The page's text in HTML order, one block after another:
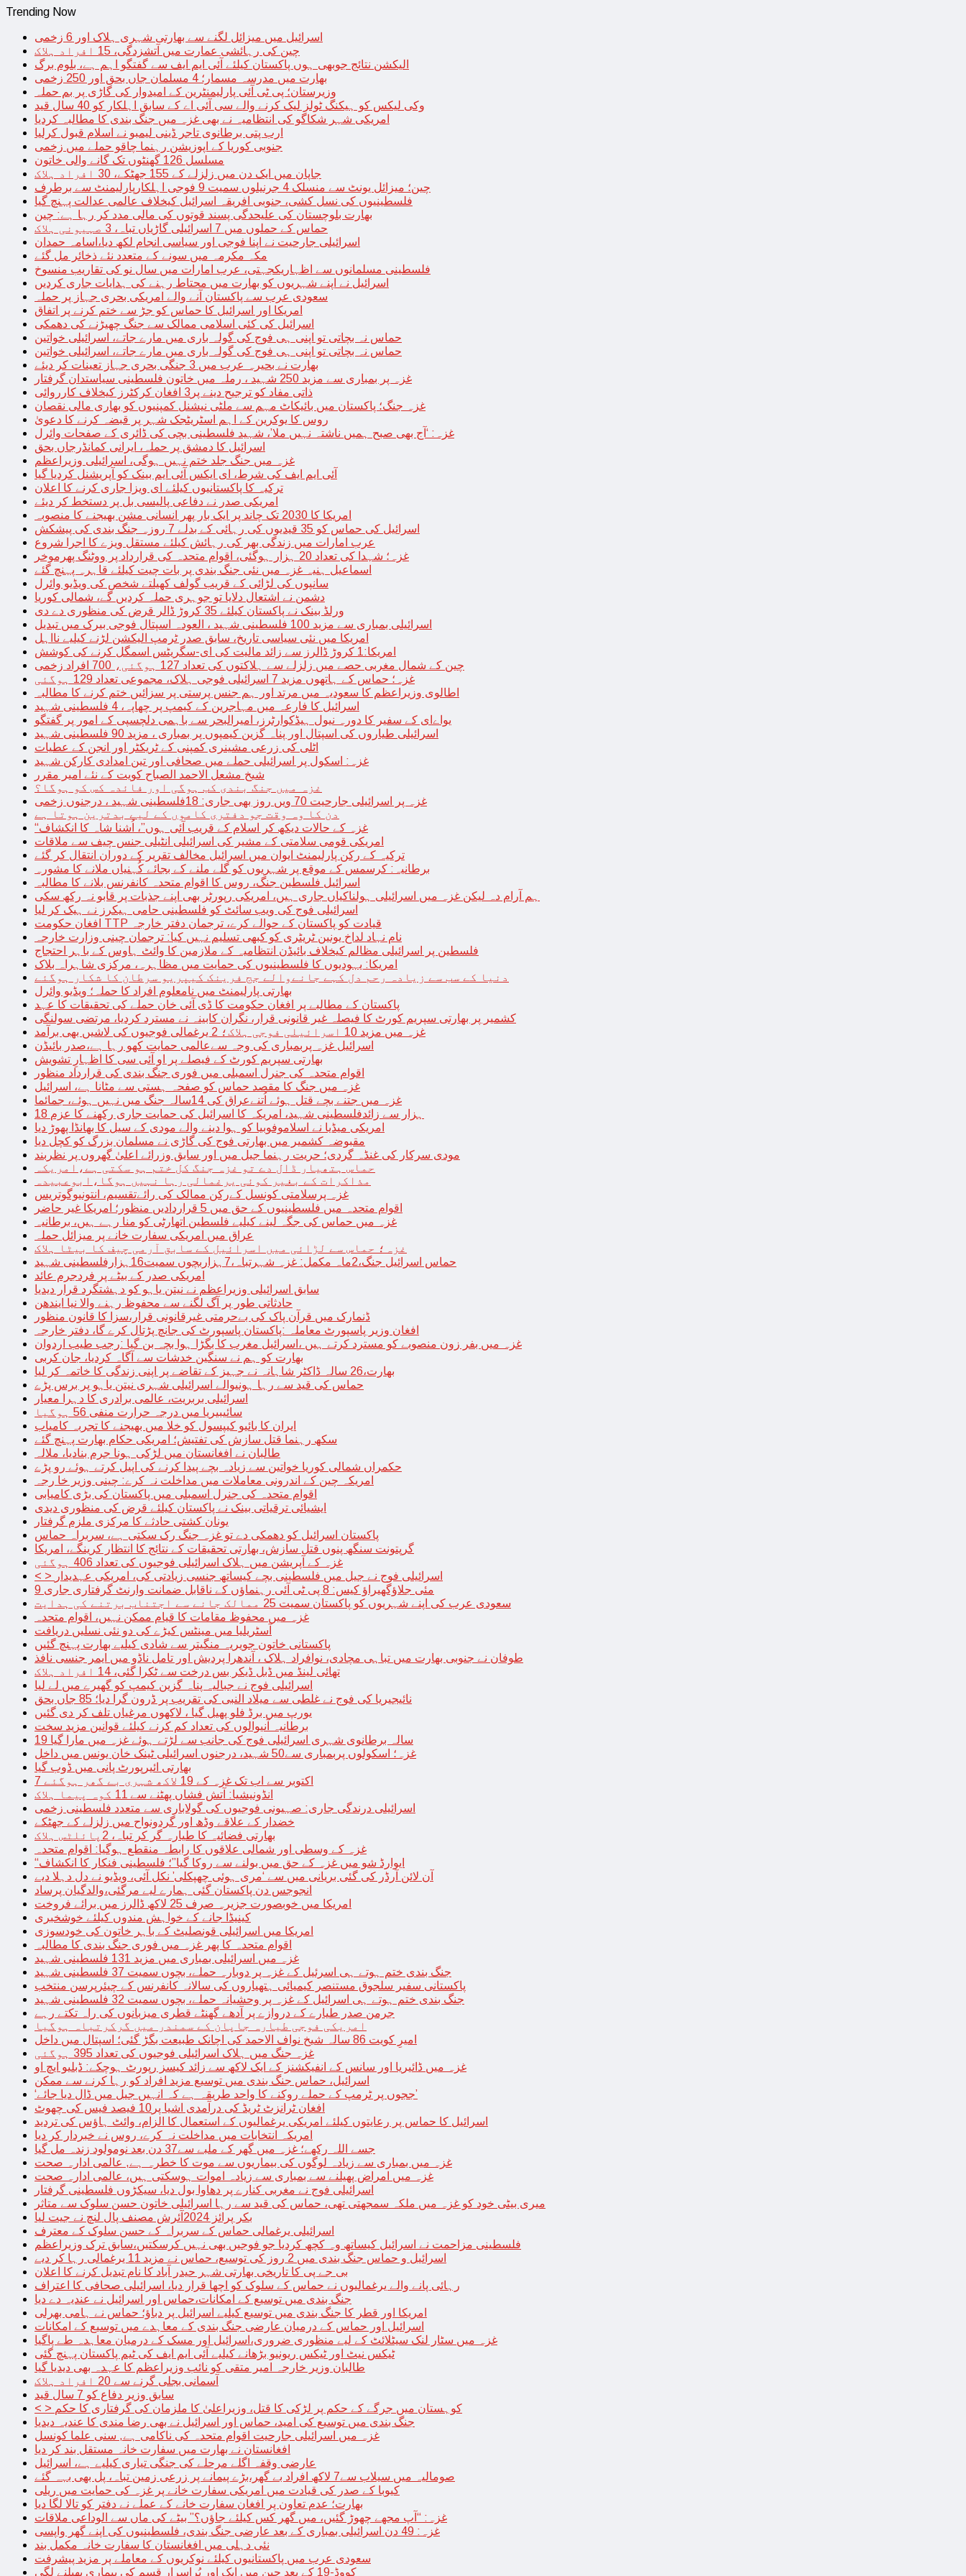
Trending Now
اسرائیل میں میزائل لگنے سے بھارتی شہری ہلاک اور 6 زخمی
چین کی رہائشی عمارت میں آتشزدگی، 15 افراد ہلاک
الیکشن نتائج جوبھی ہوں پاکستان کیلئے آئی ایم ایف سے گفتگو اہم ہے، بلوم برگ
بھارت میں مدرسہ مسمار؛ 4 مسلمان جاں بحق اور 250 زخمی
وزیرستان؛ پی ٹی آئی پارلیمنٹرین کے امیدوار کی گاڑی پر بم حملہ
وکی لیکس کو ہیکنگ ٹولز لیک کرنے والے سی آئی اے کے سابق اہلکار کو 40 سال قید
امریکی شہر شکاگو کی انتظامیہ نے بھی غزہ میں جنگ بندی کا مطالبہ کردیا
ارب پتی برطانوی تاجر ڈینی لیمبو نے اسلام قبول کرلیا
جنوبی کوریا کے اپوزیشن رہنما چاقو حملے میں زخمی
مسلسل 126 گھنٹوں تک گانے والی خاتون
جاپان میں ایک دن میں زلزلے کے 155 جھٹکے، 30 افراد ہلاک
چین؛ میزائل یونٹ سے منسلک 4 جرنیلوں سمیت 9 فوجی اہلکارپارلیمنٹ سے برطرف
فلسطینیوں کی نسل کشی، جنوبی افریقہ اسرائیل کیخلاف عالمی عدالت پہنچ گیا
بھارت بلوچستان کی علیحدگی پسند قوتوں کی مالی مدد کر رہا ہے: چین
حماس کے حملوں میں 7 اسرائیلی گاڑیاں تباہ، 3 صہیونی ہلاک
اسرائیلی جارحیت نے اپنا فوجی اور سیاسی انجام لکھ دیا،اسامہ حمدان
مکہ مکرمہ میں سونے کے متعدد نئے ذخائر مل گئے
فلسطینی مسلمانوں سے اظہاریکجہتی، عرب امارات میں سال نو کی تقاریب منسوخ
اسرائیل نے اپنے شہریوں کو بھارت میں محتاط رہنے کی ہدایات جاری کردیں
سعودی عرب سے پاکستان آنے والے امریکی بحری جہاز پر حملہ
امریکا اور اسرائیل کا حماس کو جڑ سے ختم کرنے پر اتفاق
اسرائیل کی کئی اسلامی ممالک سے جنگ چھیڑنے کی دھمکی
حماس نہ بچاتی تو اپنی ہی فوج کی گولہ باری میں مارے جاتے، اسرائیلی خواتین
حماس نہ بچاتی تو اپنی ہی فوج کی گولہ باری میں مارے جاتے، اسرائیلی خواتین
بھارت نے بحیرہ عرب میں 3 جنگی بحری جہاز تعینات کر دیئے
غزہ پر بمباری سے مزید 250 شہید ، رملہ میں خاتون فلسطینی سیاستدان گرفتار
ذاتی مفاد کو ترجیح دینے پر3 افغان کرکٹرز کیخلاف کارروائی
غزہ جنگ؛ پاکستان میں بائیکاٹ مہم سے ملٹی نیشنل کمپنیوں کو بھاری مالی نقصان
روس کا یوکرین کے اہم اسٹریٹجک شہر پر قبضہ کرنے کا دعویٰ
غزہ: ‘آج بھی صبح ہمیں ناشتہ نہیں ملا’، شہید فلسطینی بچی کی ڈائری کے صفحات وائرل
اسرائیل کا دمشق پر حملہ، ایرانی کمانڈرجاں بحق
غزہ میں جنگ جلد ختم نہیں ہوگی، اسرائیلی وزیراعظم
آئی ایم ایف کی شرط، ای ایکس آئی ایم بینک کو آپریشنل کردیا گیا
ترکیہ کا پاکستانیوں کیلئے ای ویزا جاری کرنے کا اعلان
امریکی صدر نے دفاعی پالیسی بل پر دستخط کر دیئے
امریکا کا 2030 تک چاند پر ایک بار پھر انسانی مشن بھیجنے کا منصوبہ
اسرائیل کی حماس کو 35 قیدیوں کی رہائی کے بدلے 7 روزہ جنگ بندی کی پیشکش
عرب امارات میں زندگی بھر کی رہائش کیلئے مستقل ویزے کا اجرا شروع
غزہ؛ شہدا کی تعداد 20 ہزار ہوگئی، اقوام متحدہ کی قرارداد پر ووٹنگ پھرموخر
اسماعیل ہنیہ غزہ میں نئی جنگ بندی پر بات چیت کیلئے قاہرہ پہنچ گئے
سانپوں کی لڑائی کے قریب گولف کھیلتے شخص کی ویڈیو وائرل
دشمن نے اشتعال دلایا تو جوہری حملہ کردیں گے، شمالی کوریا
ورلڈ بینک نے پاکستان کیلئے 35 کروڑ ڈالر قرض کی منظوری دے دی
اسرائیلی بمباری سے مزید 100 فلسطینی شہید ، العودہ اسپتال فوجی بیرک میں تبدیل
امریکا میں نئی سیاسی تاریخ، سابق صدر ٹرمپ الیکشن لڑنے کیلیے نااہل
امریکا:1 کروڑ ڈالرز سے زائد مالیت کی ای-سگریٹس اسمگل کرنے کی کوشش
چین کے شمال مغربی حصے میں زلزلے سے ہلاکتوں کی تعداد 127 ہوگئی، 700 افراد زخمی
غزہ؛ حماس کے ہاتھوں مزید 7 اسرائیلی فوجی ہلاک، مجموعی تعداد 129 ہوگئی
اطالوی وزیراعظم کا سعودیہ میں مرتد اور ہم جنس پرستی پر سزائیں ختم کرنے کا مطالبہ
اسرائیل کا فارعہ میں مہاجرین کے کیمپ پر چھاپہ، 4 فلسطینی شہید
یواےای کے سفیر کا دورہ نیول ہیڈکوارٹرز، امیرالبحر سے باہمی دلچسپی کے امور پر گفتگو
اسرائیلی طیاروں کی اسپتال اور پناہ گزین کیمپوں پر بمباری ، مزید 90 فلسطینی شہید
اٹلی کی زرعی مشینری کمپنی کے ٹریکٹر اور انجن کے عطیات
غزہ: اسکول پر اسرائیلی حملے میں صحافی اور تین امدادی کارکن شہید
شیخ مشعل الاحمد الصباح کویت کے نئے امیر مقرر
غزہ میں جنگ بندی کب ہوگی اور فائدہ کس کو ہوگا؟
غزہ پر اسرائیلی جارحیت 70 ویں روز بھی جاری: 18فلسطینی شہید ، درجنوں زخمی
دن کا وہ وقت جو دفتری کاموں کے لیے بدترین ہوتا ہے
“غزہ کے حالات دیکھ کر اسلام کے قریب آئی ہوں”، اُشنا شاہ کا انکشاف
امریکی قومی سلامتی کے مشیر کی اسرائیلی انٹیلی جنس چیف سے ملاقات
ترکیہ کے رکن پارلیمنٹ ایوان میں اسرائیل مخالف تقریر کے دوران انتقال کر گئے
برطانیہ: کرسمس کے موقع پر شہریوں کو گلے ملنے کے بجائے کُہنیاں ملانے کا مشورہ
اسرائیل فلسطین جنگ، روس کا اقوام متحدہ کانفرنس بلانے کا مطالبہ
ہم آرام دہ لیکن غزہ میں اسرائیلی ہولناکیاں جاری ہیں، امریکی رپورٹر بھی اپنے جذبات پر قابو نہ رکھ سکی
اسرائیلی فوج کی ویب سائٹ کو فلسطینی حامی ہیکرز نے ہیک کر لیا
افغان حکومت TTP قیادت کو پاکستان کے حوالے کرے، ترجمان دفتر خارجہ
نام نہاد لداخ یونین ٹریٹری کو کبھی تسلیم نہیں کیا: ترجمان چینی وزارت خارجہ
فلسطین پر اسرائیلی مظالم کیخلاف بائیڈن انتظامیہ کے ملازمین کا وائٹ ہاوس کے باہر احتجاج
امریکا: یہودیوں کا فلسطینیوں کی حمایت میں مظاہرہ، مرکزی شاہراہ بلاک
دنیا کے سب سے زیادہ رحم دل کہے جانےوالے جج فرینک کیپریو سرطان کا شکار ہوگئے
بھارتی پارلیمنٹ میں نامعلوم افراد کا حملہ؛ ویڈیو وائرل
پاکستان کے مطالبے پر افغان حکومت کا ڈی آئی خان حملے کی تحقیقات کا عہد
کشمیر پر بھارتی سپریم کورٹ کا فیصلہ غیر قانونی قرار، نگران کابینہ نے مسترد کردیا، مرتضی سولنگی
غزہ میں مزید 10 اسرائیلی فوجی ہلاک؛ 2 یرغمالی فوجیوں کی لاشیں بھی برآمد
اسرائیل غزہ پربمباری کی وجہ سےعالمی حمایت کھو رہا ہے،صدر بائیڈن
بھارتی سپریم کورٹ کے فیصلے پر او آئی سی کا اظہارِ تشویش
اقوام متحدہ کی جنرل اسمبلی میں فوری جنگ بندی کی قرارداد منظور
غزہ میں جنگ کا مقصد حماس کو صفحہ ہستی سے مٹانا ہے، اسرائیل
غزہ میں جتنے بچے قتل ہوئے اُتنےعراق کی 14سالہ جنگ میں نہیں ہوئے، جمائما
18 ہزار سے زائدفلسطینی شہید، امریکہ کا اسرائیل کی حمایت جاری رکھنے کا عزم
امریکی میڈیا نے اسلاموفوبیا کو ہوا دینے والے مودی کے سیل کا بھانڈا پھوڑ دیا
مقبوضہ کشمیر میں بھارتی فوج کی گاڑی نے مسلمان بزرگ کو کچل دیا
مودی سرکار کی غنڈہ گردی؛ حریت رہنما جیل میں اور سابق وزرائے اعلیٰ گھروں پر نظربند
حماس ہتھیار ڈال دے تو غزہ جنگ کل ختم ہو سکتی ہے،امریکہ
مذاکرات کے بغیر کوئی یرغمالی رہا نہیں ہوگا،ابوعبیدہ
غزہ پرسلامتی کونسل کےرکن ممالک کی رائےتقسیم، انتونیوگوتریس
اقوام متحدہ میں فلسطینیوں کے حق میں 5 قراردادیں منظور؛ امریکا غیر حاضر
غزہ میں حماس کی جگہ لینے کیلیے فلسطین اتھارٹی کو منا رہے ہیں، برطانیہ
عراق میں امریکی سفارت خانے پر میزائل حملہ
غزہ؛ حماس سے لڑائی میں اسرائیل کے سابق آرمی چیف کا بیٹا ہلاک
حماس اسرائیل جنگ،2ماہ مکمل: غزہ شہرتباہ،7ہزاربچوں سمیت16ہزارفلسطینی شہید
امریکی صدر کے بیٹے پر فردجرم عائد
سابق اسرائیلی وزیراعظم نے نیتن یاہو کو دہشتگرد قرار دیدیا
حادثاتی طور پر آگ لگنے سے محفوظ رہنے والا نیا ایندھن
ڈنمارک میں قرآن پاک کی بےحرمتی غیرقانونی قرار،سزا کا قانون منظور
افغان وزیر پاسپورٹ معاملہ :پاکستان پاسپورٹ کی جانچ پڑتال کرے گا، دفتر خارجہ
غزہ میں بفر زون منصوبے کو مسترد کرتے ہیں ،اسرائیل مغرب کا بگڑا ہوا بچہ بن گیا :رجب طیب اردوان
بھارت کو ہم نے سنگین خدشات سے آگاہ کردیا، جان کربی
بھارت،26 سالہ ڈاکٹر شاہانہ نے جہیز کے تقاضے پر اپنی زندگی کا خاتمہ کر لیا
حماس کی قید سے رہا ہونیوالے اسرائیلی شہری نیتن یاہو پر برس پڑے
اسرائیلی بربریت، عالمی برادری کا دہرا معیار
سائیبیریا میں درجہ حرارت منفی 56 ہوگیا
ایران کا بائیو کیپسول کو خلا میں بھیجنے کا تجربہ کامیاب
سکھ رہنما قتل سازش کی تفتیش؛ امریکی حکام بھارت پہنچ گئے
طالبان نے افغانستان میں لڑکی ہونا جرم بنادیا، ملالہ
حکمراں شمالی کوریا خواتین سے زیادہ بچے پیدا کرنے کی اپیل کرتے ہوئے رو پڑے
امریکہ چین کے اندرونی معاملات میں مداخلت نہ کرے: چینی وزیر خا رجہ
اقوام متحدہ کی جنرل اسمبلی میں پاکستان کی بڑی کامیابی
ایشیائی ترقیاتی بینک نے پاکستان کیلئے قرض کی منظوری دیدی
یونان کشتی حادثے کا مرکزی ملزم گرفتار
پاکستان اسرائیل کو دھمکی دے تو غزہ جنگ رک سکتی ہے، سربراہ حماس
گرپتونت سنگھ پنوں قتل سازش، بھارتی تحقیقات کے نتائج کا انتظار کرینگے، امریکا
غزہ کے آپریشن میں ہلاک اسرائیلی فوجیوں کی تعداد 406 ہوگئی
< > اسرائیلی فوج نے جیل میں فلسطینی بچے کیساتھ جنسی زیادتی کی، امریکی عہدیدار
9 مئی جلاؤگھیراؤ کیس: 8 پی ٹی آئی رہنماؤں کے ناقابل ضمانت وارنٹ گرفتاری جاری
سعودی عرب کی اپنے شہریوں کو پاکستان سمیت 25 ممالک جانے سے اجتناب برتنے کی ہدایت
غزہ میں محفوظ مقامات کا قیام ممکن نہیں، اقوام متحدہ
آسٹریلیا میں مینٹس کیڑے کی دو نئی نسلیں دریافت
پاکستانی خاتون جویریہ منگیتر سے شادی کیلیے بھارت پہنچ گئیں
طوفان نے جنوبی بھارت میں تباہی مچادی، نوافراد ہلاک ، آندھرا پردیش اور تامل ناڈو میں ایمر جنسی نافذ
تھائی لینڈ میں ڈبل ڈیکر بس درخت سے ٹکرا گئی، 14 افراد ہلاک
اسرائیلی فوج نے جبالیہ پناہ گزین کیمپ کو گھیرے میں لے لیا
نائیجیریا کی فوج نے غلطی سے میلاد النبی کی تقریب پر ڈرون گرا دیا؛ 85 جاں بحق
یورپ میں برڈ فلو پھیل گیا ، لاکھوں مرغیاں تلف کر دی گئیں
برطانیہ آنیوالوں کی تعداد کم کرنے کیلئے قوانین مزید سخت
19 سالہ برطانوی شہری اسرائیلی فوج کی جانب سے لڑتے ہوئے غزہ میں مارا گیا
غزہ؛ اسکولوں پربمباری سے50 شہید، درجنوں اسرائیلی ٹینک خان یونس میں داخل
بھارتی ائیرپورٹ پانی میں ڈوب گیا
7 اکتوبر سے اب تک غزہ کے 19 لاکھ شہری بے گھر ہوگئے
انڈونیشیا: آتش فشاں پھٹنے سے 11 کوہ پیما ہلاک
اسرائیلی درندگی جاری: صہیونی فوجیوں کی گولاباری سے متعدد فلسطینی زخمی
خضدار کے علاقے وڈھ اور گردونواح میں زلزلے کے جھٹکے
بھارتی فضائیہ کا طیارہ گر کر تباہ، 2پائلٹس ہلاک
غزہ کے وسطی اور شمالی علاقوں کا رابطہ منقطع ہوگیا: اقوام متحدہ
“ایوارڈ شو میں غزہ کے حق میں بولنے سے روکا گیا”؛ فلسطینی فنکار کا انکشاف
آن لائن آرڈر کی گئی بریانی میں سے ‘مری ہوئی چھپکلی’ نکل آئی، ویڈیو نے دل دہلا دیے
انجوجس دن پاکستان گئی ہمارے لیے مرگئی،والدگیان پرساد
امریکا میں خوبصورت جزیرہ صرف 25 لاکھ ڈالرز میں برائے فروخت
کینیڈا جانے کے خواہش مندوں کیلئے خوشخبری
امریکا میں اسرائیلی قونصلیٹ کے باہر خاتون کی خودسوزی
اقوام متحدہ کا پھر غزہ میں فوری جنگ بندی کا مطالبہ
غزہ میں اسرائیلی بمباری میں مزید 131 فلسطینی شہید
جنگ بندی ختم ہوتے ہی اسرئیل کے غزہ پر دوبارہ حملے، بچوں سمیت 37 فلسطینی شہید
پاکستانی سفیر سلجوق مستنصر کیمیائی ہتھیاروں کی سالانہ کانفرنس کے چیئرپرسن منتخب
جنگ بندی ختم ہوتے ہی اسرائیل کے غزہ پر وحشیانہ حملے، بچوں سمیت 32 فلسطینی شہید
جرمن صدر طیارے کے دروازے پر آدھے گھنٹے قطری میزبانوں کی راہ تکتے رہے
امریکی فوجی طیارہ جاپان کے سمندر میں گرکرتباہ ہوگیا
امیرِ کویت 86 سالہ شیخ نواف الاحمد کی اچانک طبیعت بگڑ گئی؛ اسپتال میں داخل
غزہ جنگ میں ہلاک اسرائیلی فوجیوں کی تعداد 395 ہوگئی
غزہ میں ڈائیریا اور سانس کے انفیکشنز کے ایک لاکھ سے زائد کیسز رپورٹ ہوچکے: ڈبلیو ایچ او
اسرائیل، حماس جنگ بندی میں توسیع مزید افراد کو رہا کرنے سے ممکن
‘ججوں پر ٹرمپ کے حملے روکنے کا واحد طریقہ ہے کہ انہیں جیل میں ڈال دیا جائے’
افغان ٹرانزٹ ٹریڈ کی درآمدی اشیا پر10 فیصد فیس کی چھوٹ
اسرائیل کا حماس پر رعایتوں کیلئے امریکی یرغمالیوں کے استعمال کا الزام، وائٹ ہاؤس کی تردید
امریکہ انتخابات میں مداخلت نہ کرے، روس نے خبردار کر دیا
جسے اللہ رکھے؛ غزہ میں گھر کے ملبے سے37 دن بعد نومولود زندہ مل گیا
غزہ میں بمباری سے زیادہ لوگوں کی بیماریوں سے موت کا خطرہ ہے, عالمی ادارہ صحت
غزہ میں امراض پھیلنے سے بمباری سے زیادہ اموات ہوسکتی ہیں، عالمی ادارہ صحت
اسرائیلی فوج نے مغربی کنارے پر دھاوا بول دیا، سیکڑوں فلسطینی گرفتار
میری بیٹی خود کو غزہ میں ملکہ سمجھتی تھی، حماس کی قید سے رہا اسرائیلی خاتون حسن سلوک سے متاثر
بکر پرائز 2024آئرش مصنف پال لنچ نے جیت لیا
اسرائیلی یرغمالی حماس کے سربراہ کے حسن سلوک کے معترف
فلسطینی مزاحمت نے اسرائیل کیساتھ وہ کچھ کردیا جو فوجیں بھی نہیں کرسکتیں،سابق ترک وزیراعظم
اسرائیل و حماس جنگ بندی میں 2 روز کی توسیع، حماس نے مزید 11 یرغمالی رہا کر دیے
بی جے پی کا تاریخی بھارتی شہر حیدر آباد کا نام تبدیل کرنے کا اعلان
رہائی پانے والے یرغمالیوں نے حماس کے سلوک کو اچھا قرار دیا، اسرائیلی صحافی کا اعتراف
جنگ بندی میں توسیع کے امکانات،حماس اور اسرائیل نے عندیہ دے دیا
امریکا اور قطر کا جنگ بندی میں توسیع کیلیے اسرائیل پر دباؤ؛ حماس نے ہامی بھرلی
اسرائیل اور حماس کے درمیان عارضی جنگ بندی کے معاہدے میں توسیع کے امکانات
غزہ میں سٹار لنک سیٹلائٹ کے لیے منظوری ضروری،اسرائیل اور مسک کے درمیان معاہدہ طے پاگیا
ٹیکس نیٹ اور ٹیکس ریونیو بڑھانے کیلیے آئی ایم ایف کی ٹیم پاکستان پہنچ گئی
طالبان وزیر خارجہ امیر متقی کو نائب وزیراعظم کا عہدہ بھی دیدیا گیا
آسمانی بجلی گرنے سے 20 افراد ہلاک
سابق وزیر دفاع کو 7 سال قید
< > کوہستان میں جرگے کے حکم پر لڑکی کا قتل، وزیراعلیٰ کا ملزمان کی گرفتاری کا حکم
جنگ بندی میں توسیع کی امید، حماس اور اسرائیل نے بھی رضا مندی کا عندیہ دیدیا
غزہ میں اسرائیلی جارحیت اقوام متحدہ کی ناکامی ہے, سنی علما کونسل
افغانستان نے بھارت میں سفارت خانہ مستقل بند کر دیا
عارضی وقفہ اگلے مرحلے کی جنگی تیاری کیلیے ہے، اسرائیل
صومالیہ میں سیلاب سے7 لاکھ افراد بے گھر،بڑے پیمانے پر زرعی زمین تباہ، پل بھی بہہ گئے
کیوبا کے صدر کی قیادت میں امریکی سفارت خانے پر غزہ کی حمایت میں ریلی
بھارت؛ عدم تعاون پر افغان سفارت خانے کے عملے نے دفتر کو تالا لگا دیا
غزہ: “آپ مجھے چھوڑ گئیں، میں گھر کس کیلئے جاؤں؟” بیٹے کی ماں سے الوداعی ملاقات
غزہ: 49 دن اسرائیلی بمباری کے بعد عارضی جنگ بندی، فلسطینیوں کی اپنے گھر واپسی
نئی دہلی میں افغانستان کا سفارت خانہ مکمل بند
سعودی عرب میں پاکستانیوں کیلئے نوکریوں کے معاملے پر مزید پیشرفت
کووڈ-19 کے بعد چین میں ایک اور پُراسرار قسم کی بیماری پھیلنے لگی